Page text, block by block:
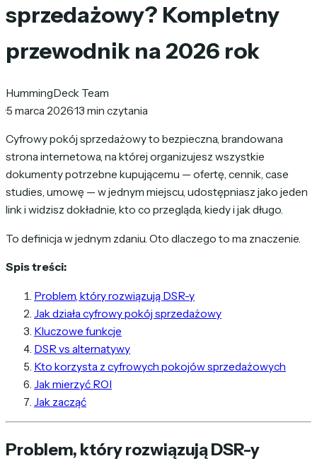
sprzedażowy? Kompletny
przewodnik na 2026 rok
HummingDeck Team
·5 marca 2026·13 min czytania
Cyfrowy pokój sprzedażowy to bezpieczna, brandowana
strona internetowa, na której organizujesz wszystkie
dokumenty potrzebne kupującemu — ofertę, cennik, case
studies, umowę — w jednym miejscu, udostępniasz jako jeden
link i widzisz dokładnie, kto co przegląda, kiedy i jak długo.
To definicja w jednym zdaniu. Oto dlaczego to ma znaczenie.
Spis treści:
Problem, który rozwiązują DSR-y
Jak działa cyfrowy pokój sprzedażowy
Kluczowe funkcje
DSR vs alternatywy
Kto korzysta z cyfrowych pokojów sprzedażowych
Jak mierzyć ROI
Jak zacząć
Problem, który rozwiązują DSR-y